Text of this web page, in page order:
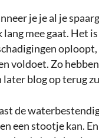
je je al je
lang mee gaat. Het
voldoet. Zo
later blog op terug
de
een stootje kan.